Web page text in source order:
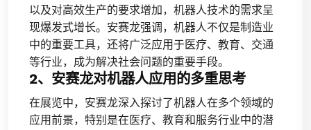
以及对高效生产的要求增加，机器人技术的需求呈
现爆发式增长。安赛龙强调，机器人不仅是制造业
中的重要工具，还将广泛应用于医疗、教育、交通
等行业，成为解决社会问题的重要手段。
2、安赛龙对机器人应用的多重思考
在展览中，安赛龙深入探讨了机器人在多个领域的
应用前景，特别是在医疗、教育和服务行业中的潜